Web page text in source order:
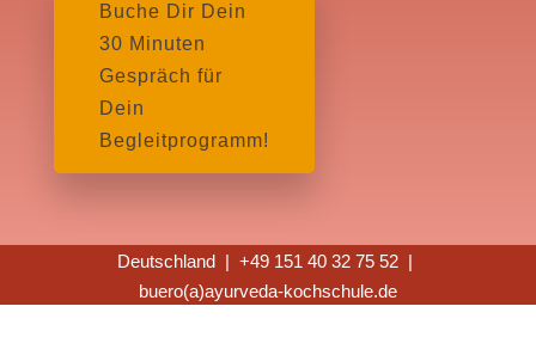
Buche Dir Dein
30 Minuten
Gespräch für
Dein
Begleitprogramm!
Deutschland | +49 151 40 32 75 52 |
buero(a)ayurveda-kochschule.de